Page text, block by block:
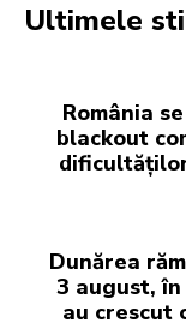
Ultimele
România
blackout
Dunărea
3 august,
au crescut